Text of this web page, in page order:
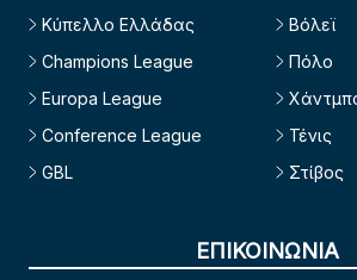
Κύπελλο Ελλάδας
Champions League
Europa League
Conference League
GBL
Βόλεϊ
Πόλο
Τένις
Στίβος
ΕΠΙΚΟΙΝΩΝΙΑ